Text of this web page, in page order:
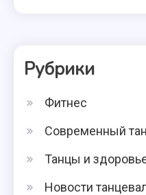
Рубрики
Фитнес
Современный
Танцы и
Новости